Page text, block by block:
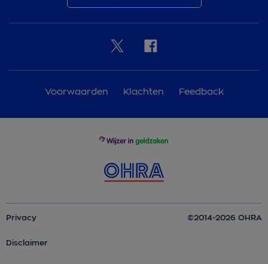
Voorwaarden Klachten Feedback
Privacy
Disclaimer
©2014-2026 OHRA